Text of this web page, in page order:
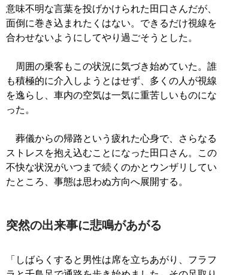
意味不明な言葉を投げかけられた田口さんだが、
面倒に巻き込まれたくはない。できるだけ視線を
合わせないようにしてやり過ごそうとした。
周囲の乗客もこの状況に気づき始めていた。誰
も積極的に介入しようとはせず、多くの人が視線
を逸らし、車内の空気は一気に重苦しいものにな
った。
葬儀からの帰路という疲れた心身で、さらなる
ストレスを抱え込むことになった田口さん。この
不快な状況がいつまで続くのかとウンザリしてい
たところ、事態は思わぬ方向へ展開する。
突然の出来事に悲鳴があがる
「しばらくすると男性は席を立ちあがり、フラフ